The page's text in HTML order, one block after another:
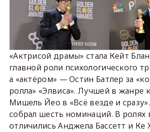
«Актрисой драмы» стала Кейт
главной роли психологического
а «актёром» — Остин Батлер за
ролла» «Элвиса». Лучшей в жанре
Мишель Йео в «Всё везде и
собрал шесть номинаций. В ролях
отличились Анджела Бассетт и Ке